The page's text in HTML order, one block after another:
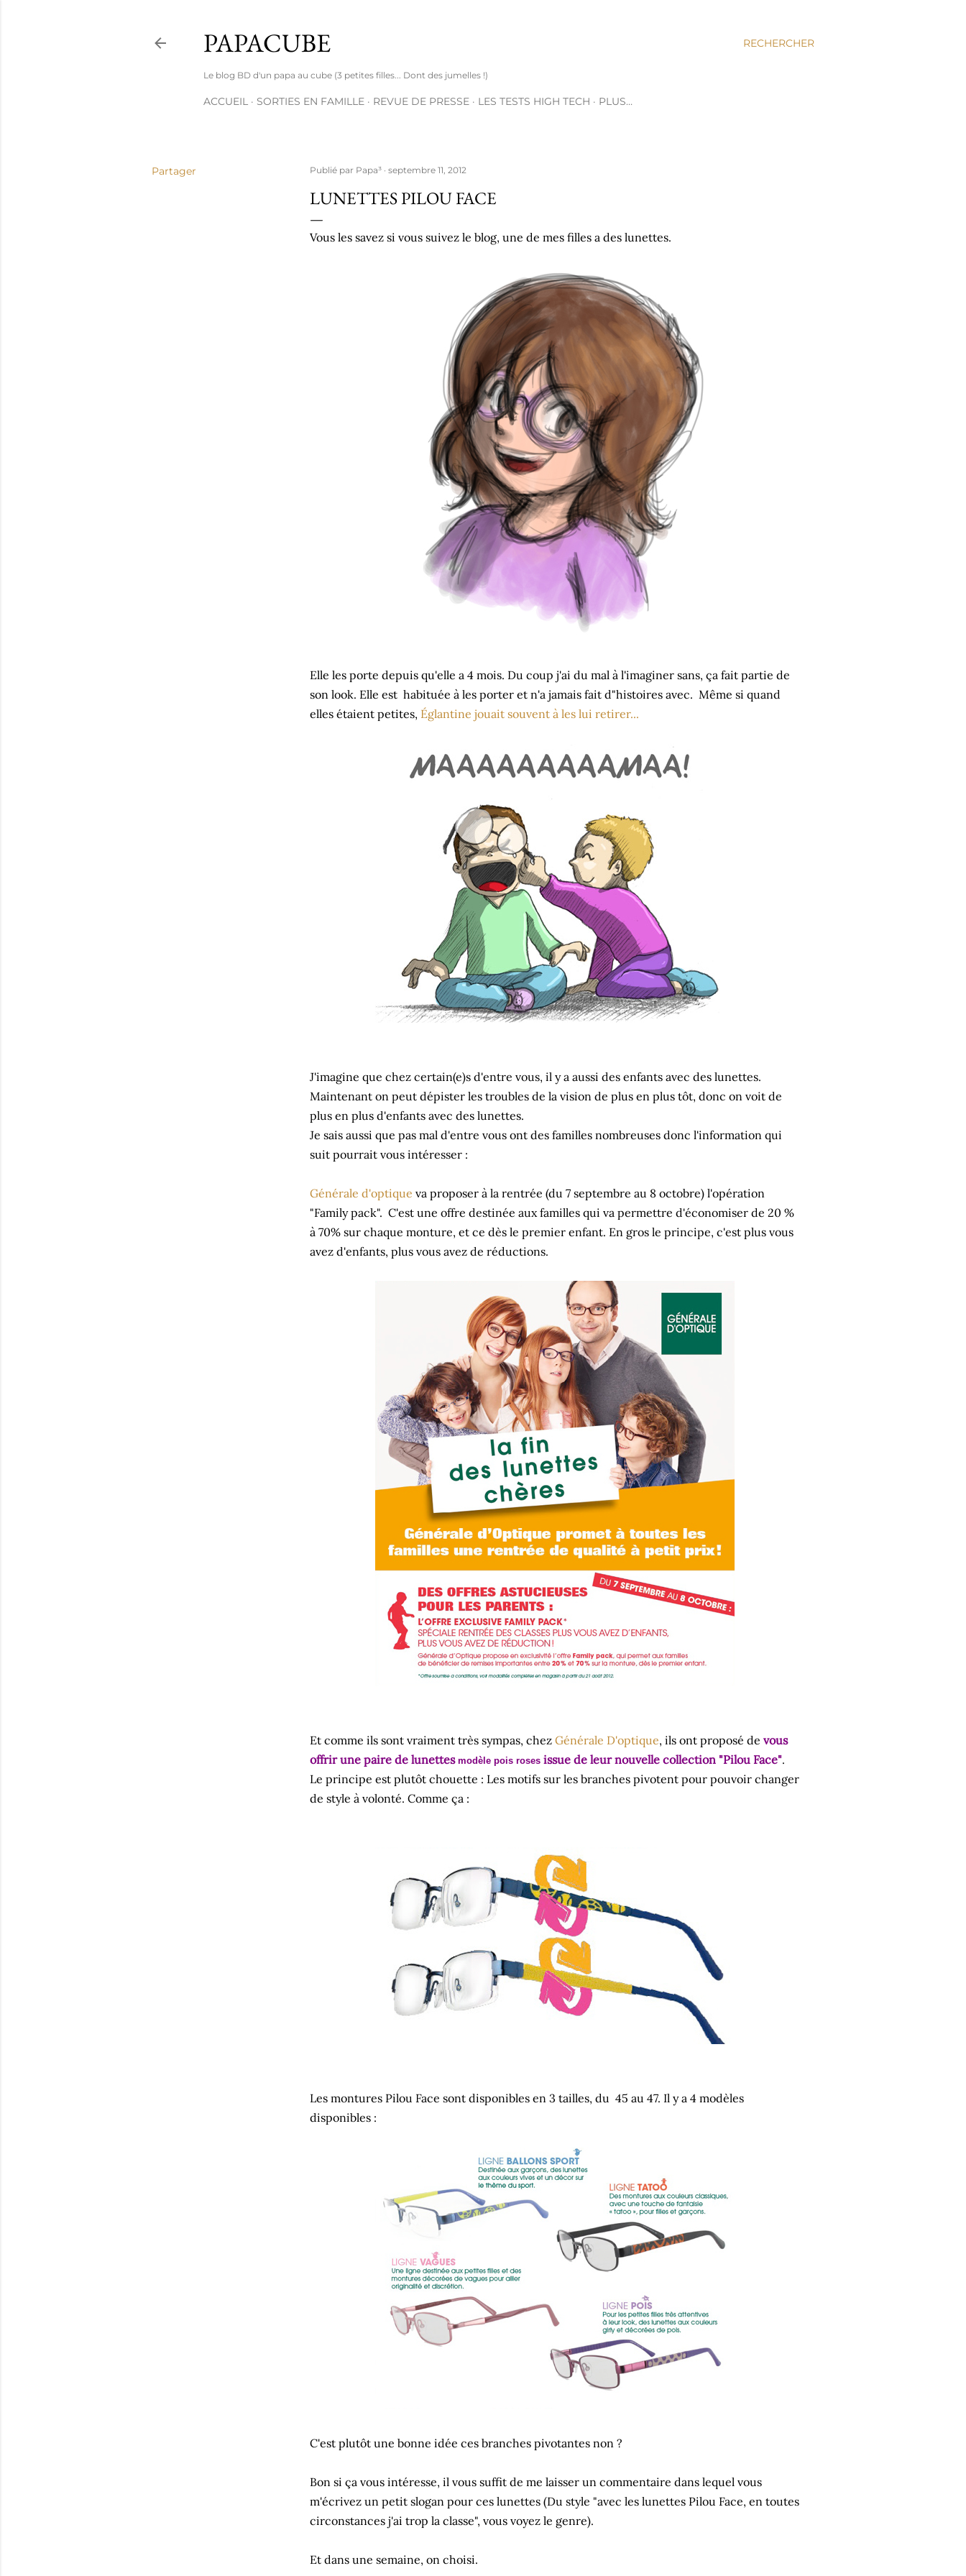
RECHERCHER
PAPACUBE
Le blog BD d'un papa au cube (3 petites filles... Dont des jumelles !)
ACCUEIL SORTIES EN FAMILLE REVUE DE PRESSE LES TESTS HIGH TECH PLUS…
Partager Publié par Papa³ septembre 11, 2012
LUNETTES PILOU FACE
Vous les savez si vous suivez le blog, une de mes filles a des lunettes.
Elle les porte depuis qu'elle a 4 mois. Du coup j'ai du mal à l'imaginer sans, ça fait partie de
son look. Elle est habituée à les porter et n'a jamais fait d"histoires avec. Même si quand
elles étaient petites, Églantine jouait souvent à les lui retirer...
J'imagine que chez certain(e)s d'entre vous, il y a aussi des enfants avec des lunettes.
Maintenant on peut dépister les troubles de la vision de plus en plus tôt, donc on voit de
plus en plus d'enfants avec des lunettes.
Je sais aussi que pas mal d'entre vous ont des familles nombreuses donc l'information qui
suit pourrait vous intéresser :
Générale d'optique va proposer à la rentrée (du 7 septembre au 8 octobre) l'opération
"Family pack". C'est une offre destinée aux familles qui va permettre d'économiser de 20 %
à 70% sur chaque monture, et ce dès le premier enfant. En gros le principe, c'est plus vous
avez d'enfants, plus vous avez de réductions.
Et comme ils sont vraiment très sympas, chez Générale D'optique, ils ont proposé de vous
offrir une paire de lunettes modèle pois roses issue de leur nouvelle collection "Pilou Face".
Le principe est plutôt chouette : Les motifs sur les branches pivotent pour pouvoir changer
de style à volonté. Comme ça :
Les montures Pilou Face sont disponibles en 3 tailles, du 45 au 47. Il y a 4 modèles
disponibles :
C'est plutôt une bonne idée ces branches pivotantes non ?
Bon si ça vous intéresse, il vous suffit de me laisser un commentaire dans lequel vous
m'écrivez un petit slogan pour ces lunettes (Du style "avec les lunettes Pilou Face, en toutes
circonstances j'ai trop la classe", vous voyez le genre).
Et dans une semaine, on choisi.